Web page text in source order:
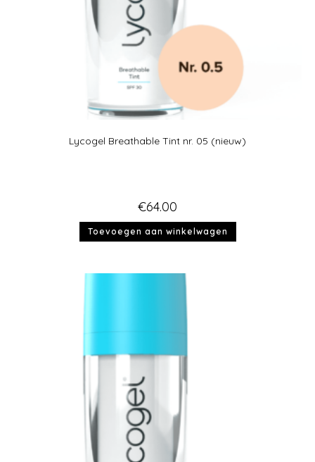
Lycogel Breathable Tint nr. 05 (nieuw)
€64.00
Toevoegen aan winkelwagen